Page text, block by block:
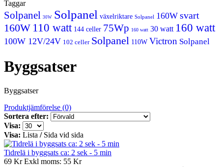
Taggar
Solpanel 30W Solpanel växelriktare Solpanel 160W svart
160W 110 watt 144 celler 75Wp 160 watt 30 watt 160 watt
100W 12V/24V 102 celler Solpanel 110W Victron Solpanel
Byggsatser
Byggsatser
Produktjämförelse (0)
Sortera efter:
Visa:
Visa: Lista / Sida vid sida
Tidrelä i byggsats ca: 2 sek - 5 min
69 KrExkl moms: 55 Kr